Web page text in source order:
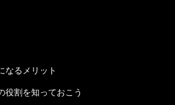
なるメリット
役割を知っておこう